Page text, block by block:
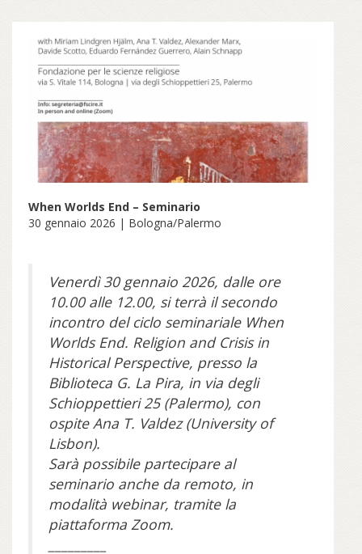
When Worlds End – Seminario
30 gennaio 2026 | Bologna/Palermo
Venerdì 30 gennaio 2026, dalle ore
10.00 alle 12.00, si terrà il secondo
incontro del ciclo seminariale When
Worlds End. Religion and Crisis in
Historical Perspective, presso la
Biblioteca G. La Pira, in via degli
Schioppettieri 25 (Palermo), con
ospite Ana T. Valdez (University of
Lisbon).
Sarà possibile partecipare al
seminario anche da remoto, in
modalità webinar, tramite la
piattaforma Zoom.